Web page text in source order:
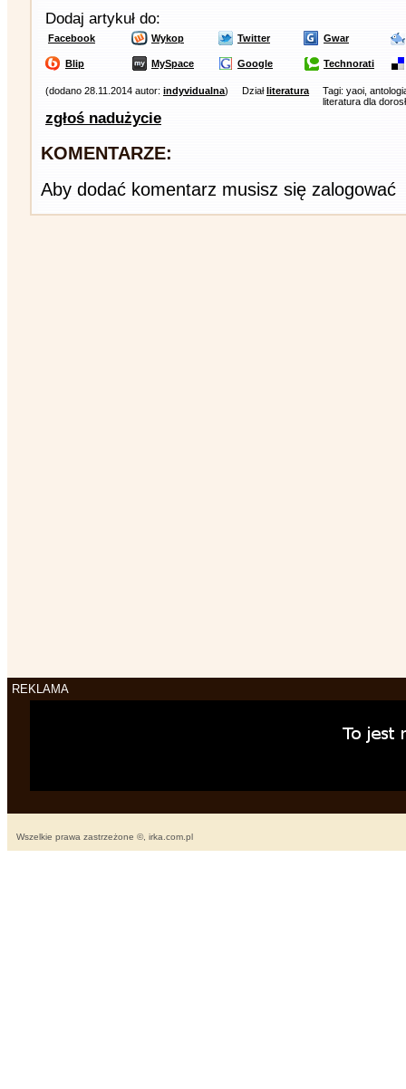
Dodaj artykuł do:
Facebook Wykop Twitter Gwar
Blip MySpace Google Technorati
(dodano 28.11.2014 autor: indyvidualna) Działliteratura
Tagi: yaoi,
literatura dla
zgłoś nadużycie
KOMENTARZE:
Aby dodać komentarz musisz się zalogować
REKLAMA
Wszelkie prawa zastrzeżone ©, irka.com.pl